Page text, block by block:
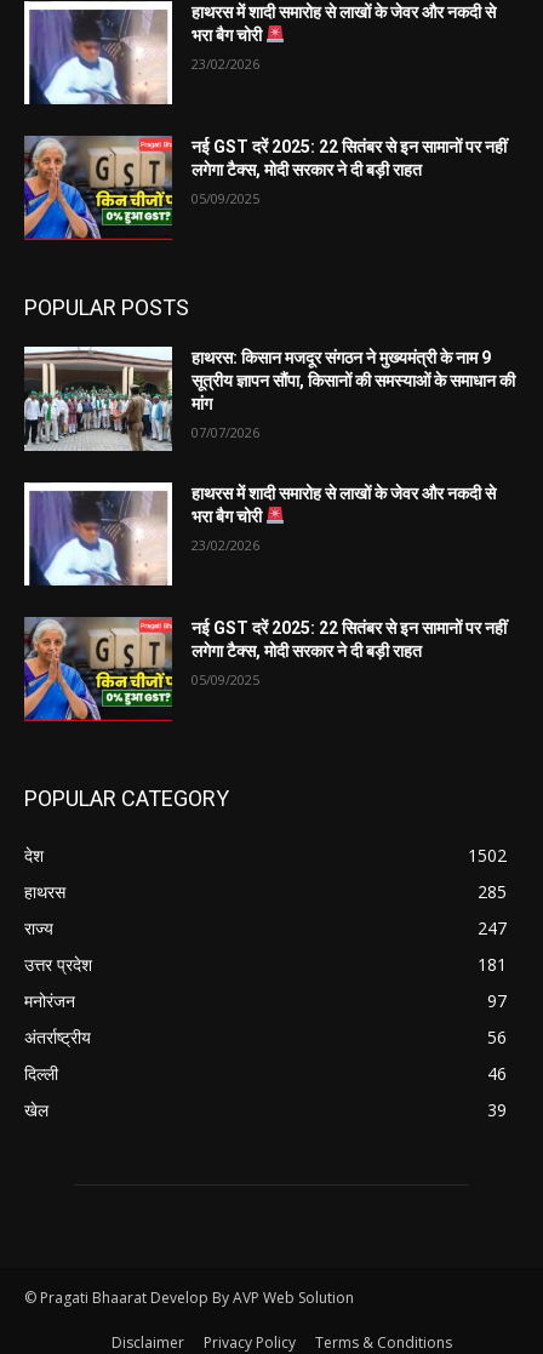
हाथरस में शादी समारोह से लाखों के जेवर और नकदी से
भरा बैग चोरी
23/02/2026
नई GST दरें 2025: 22 सितंबर से इन सामानों पर नहीं
लगेगा टैक्स, मोदी सरकार ने दी बड़ी राहत
05/09/2025
POPULAR POSTS
हाथरस: किसान मजदूर संगठन ने मुख्यमंत्री के नाम 9
सूत्रीय ज्ञापन सौंपा, किसानों की समस्याओं के समाधान की
मांग
07/07/2026
हाथरस में शादी समारोह से लाखों के जेवर और नकदी से
भरा बैग चोरी
23/02/2026
नई GST दरें 2025: 22 सितंबर से इन सामानों पर नहीं
लगेगा टैक्स, मोदी सरकार ने दी बड़ी राहत
05/09/2025
POPULAR CATEGORY
देश
1502
हाथरस
285
राज्य
247
उत्तर प्रदेश
181
मनोरंजन
97
अंतर्राष्ट्रीय
56
दिल्ली
46
खेल
39
© Pragati Bhaarat Develop By AVP Web Solution
Disclaimer Privacy Policy Terms & Conditions